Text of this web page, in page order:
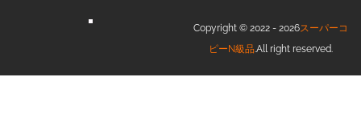
Copyright © 2022 - 2026スーパーコ
ピーN級品.All right reserved.